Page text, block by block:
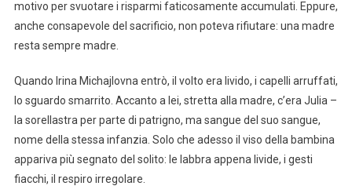
motivo per svuotare i risparmi faticosamente accumulati. Eppure,
anche consapevole del sacrificio, non poteva rifiutare: una madre
resta sempre madre.
Quando Irina Michajlovna entrò, il volto era livido, i capelli arruffati,
lo sguardo smarrito. Accanto a lei, stretta alla madre, c’era Julia –
la sorellastra per parte di patrigno, ma sangue del suo sangue,
nome della stessa infanzia. Solo che adesso il viso della bambina
appariva più segnato del solito: le labbra appena livide, i gesti
fiacchi, il respiro irregolare.